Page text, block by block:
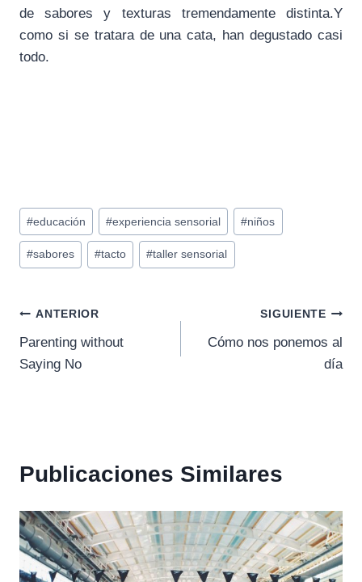
de sabores y texturas tremendamente distinta.Y
como si se tratara de una cata, han degustado casi
todo.
Etiquetas
de
la
#educación #experiencia sensorial #niños
#sabores #tacto #taller sensorial
Navegación
de
ANTERIOR
Parenting without
Saying No
SIGUIENTE
Cómo nos ponemos al
día
Publicaciones Similares